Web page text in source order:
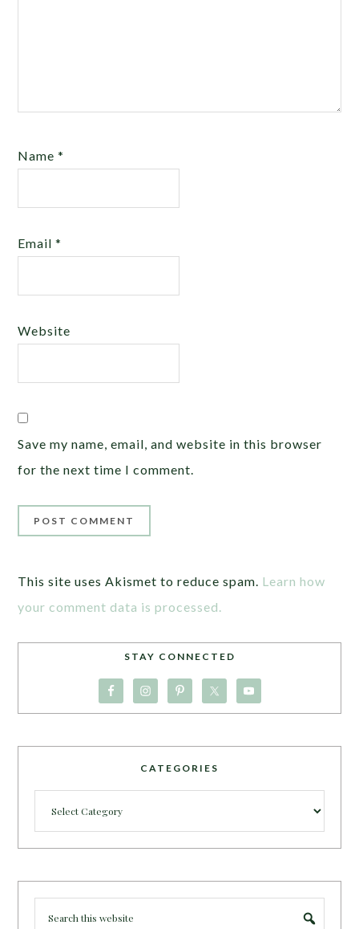
Name*
Email*
Website
Save my name, email, and website in this browser
for the next time I comment.
This site uses Akismet to reduce spam. Learn how
your comment data is processed.
STAY CONNECTED
CATEGORIES